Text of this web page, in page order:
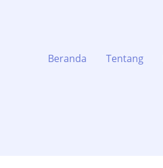
Beranda
Tentang